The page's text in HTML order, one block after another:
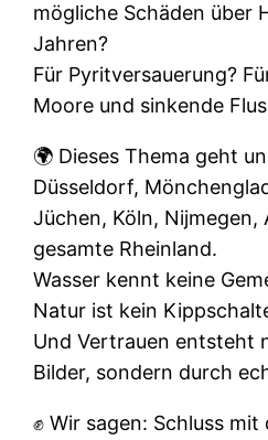
mögliche Schäden über
Jahren?
Für Pyritversauerung?
Moore und sinkende
🌍 Dieses Thema geht
Düsseldorf,
Jüchen, Köln, Nijmegen,
gesamte Rheinland.
Wasser kennt keine
Natur ist kein
Und Vertrauen entsteht
Bilder, sondern durch
✊ Wir sagen: Schluss mit